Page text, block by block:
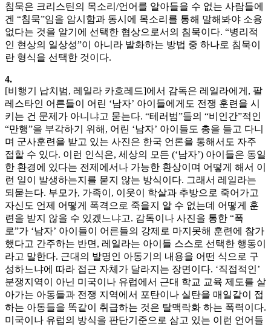
침묵은 크리스틴의 목소리/언어를 알아들을 수 없는 사람들에
겐 “침묵”임을 암시함과 동시에 목소리를 통해 말해봐야 소용
없다는 것을 알기에 선택한 협상으로서의 침묵이다. “병리적
인 현상의 일상성”이 아니라 발화하는 방법 중 하나로 침묵이
란 형식을 선택한 것이다.
4.
[비행기 납치범, 레일라 카흐레드]에서 감독은 레일라에게, 팔
레스타인 어른들이 어린 ‘남자’ 아이들에게도 전쟁 훈련을 시
키는 건 문제가 아니냐고 묻는다. “테러범”들의 “비인간”적인
“만행”을 부각하기 위해, 어린 ‘남자’ 아이들도 총을 들고 다니
며 군사훈련을 받고 있는 사진은 한국 언론을 통해서도 자주
접할 수 있다. 이런 인식은, 세상의 모든 (‘남자’) 아이들은 동일
한 환경에 있다는 전제에서나 가능한 환상이며 어떻게 해서 이
런 일이 발생하는지를 묻지 않는 방식이다. 그래서 레일라는
되묻는다. 부모가, 가족이, 이웃이 학살과 추방으로 죽어가고
자신도 언제 어떻게 폭격으로 죽을지 알 수 없는데 어떻게 훈
련을 받지 않을 수 있겠느냐고. 감독이나 사진을 통한 “폭
로”가 ‘남자’ 아이들이 어른들의 강제로 마지못해 훈련에 참가
했다고 간주하는 반면, 레일라는 아이들 스스로 선택한 행동이
라고 말한다. 근대의 발명인 아동기의 내용을 어떤 식으로 구
성하느냐에 따라 접근 자체가 달라지는 장면이다. ‘직접적인’
분쟁지역이 아닌 미국이나 유럽에서 근대 학교 교육 제도를 살
아가는 아동들과 전쟁 지역에서 포탄이나 실탄을 매일같이 접
하는 아동들을 똑같이 취급하는 것은 탈맥락화 하는 폭력이다.
미국이나 유럽의 방식을 판단기준으로 삼고 있는 이런 언어들